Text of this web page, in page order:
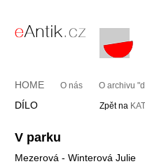
HOME O nás O archivu
DÍLO Zpět na
V parku
Mezerová - Winterová Julie